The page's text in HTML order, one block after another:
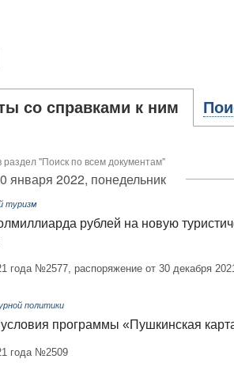
со справками к ним
"Поиск по всем документам"
января 2022, понедельник
туризм
рублей на новую
года №2577, распоряжение от 30 декабря
политики
программы «Пушкинская
года №2509